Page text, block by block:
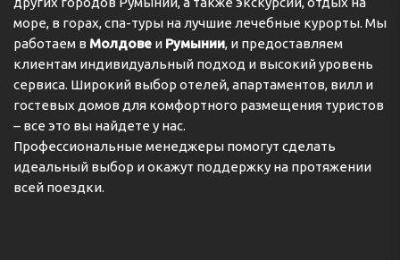
море, в горах, спа-туры на лучшие лечебные курорты. Мы
работаем в Молдове и Румынии, и предоставляем
клиентам индивидуальный подход и высокий уровень
сервиса. Широкий выбор отелей, апартаментов, вилл и
гостевых домов для комфортного размещения туристов
– все это вы найдете у нас.
Профессиональные менеджеры помогут сделать
идеальный выбор и окажут поддержку на протяжении
всей поездки.